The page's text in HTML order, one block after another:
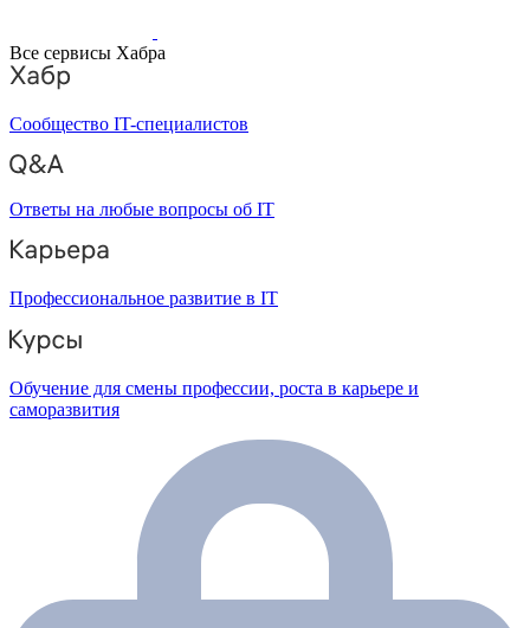
Все сервисы Хабра
Сообщество IT-специалистов
Ответы на любые вопросы об IT
Профессиональное развитие в IT
Обучение для смены профессии, роста в карьере и
саморазвития